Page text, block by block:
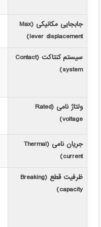
جابجایی مکانیکی (Max
lever displacement)
سیستم کنتاکت (Contact
system)
ولتاژ نامی (Rated
voltage)
جریان نامی (Thermal
current)
ظرفیت قطع (Breaking
capacity)